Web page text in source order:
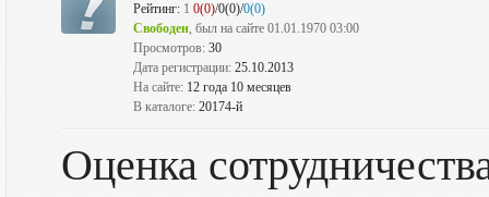
Рейтинг: 1 0(0)/0(0)/0(0)
Свободен, был на сайте 01.01.1970 03:00
Просмотров: 30
Дата регистрации: 25.10.2013
На сайте: 12 года 10 месяцев
В каталоге: 20174-й
Оценка